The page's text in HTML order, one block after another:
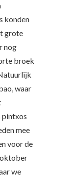
konden
grote
nog
broek
waar
pintxos
mee
voor de
oktober
we